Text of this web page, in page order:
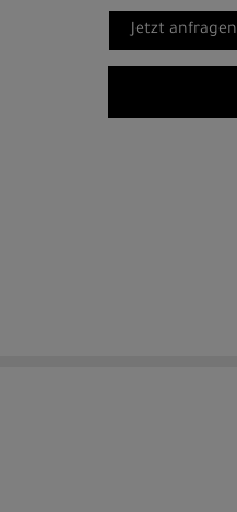
Jetzt anfragen